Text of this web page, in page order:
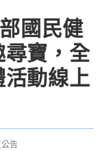
國民健
寶，全
動線上
告